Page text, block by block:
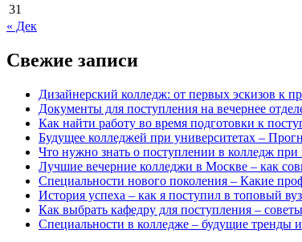
31
« Дек
Свежие записи
Дизайнерский колледж: от первых эскизов к
Документы для поступления на вечернее
Как найти работу во время подготовки к
Будущее колледжей при университетах –
Что нужно знать о поступлении в колледж
Лучшие вечерние колледжи в Москве – как
Специальности нового поколения – Какие
История успеха – как я поступил в топовый
Как выбрать кафедру для поступления –
Специальности в колледже – будущие тренды